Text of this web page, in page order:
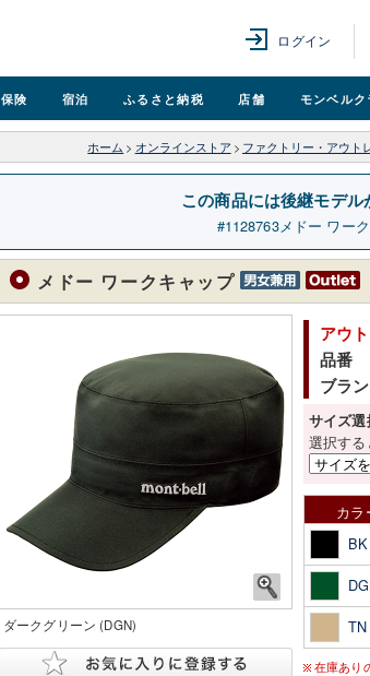
ログイン
保険 宿泊 ふるさと納税 店舗 モンベルク
ホーム > オンラインストア > ファクトリー・アウト
この商品には後継モデル
1128763メドー ワー
メドー ワークキャップ
ダークグリーン (DGN)
アウ
品番
ブラ
サイズ選
選択する
カラ
BK
TN
在庫あり